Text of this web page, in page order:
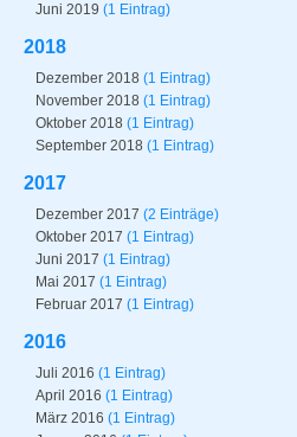
Juni 2019 (1 Eintrag)
2018
Dezember 2018 (1 Eintrag)
November 2018 (1 Eintrag)
Oktober 2018 (1 Eintrag)
September 2018 (1 Eintrag)
2017
Dezember 2017 (2 Einträge)
Oktober 2017 (1 Eintrag)
Juni 2017 (1 Eintrag)
Mai 2017 (1 Eintrag)
Februar 2017 (1 Eintrag)
2016
Juli 2016 (1 Eintrag)
April 2016 (1 Eintrag)
März 2016 (1 Eintrag)